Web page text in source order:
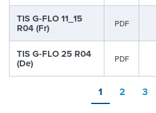
1 2 3
TIS G-FLO 11_15
R04 (Fr) PDF
TIS G-FLO 25 R04
(De) PDF